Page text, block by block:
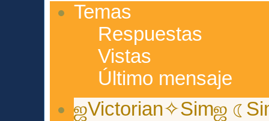
Temas
Respuestas
Vistas
Último mensaje
ஜVictorian✧Simஜ